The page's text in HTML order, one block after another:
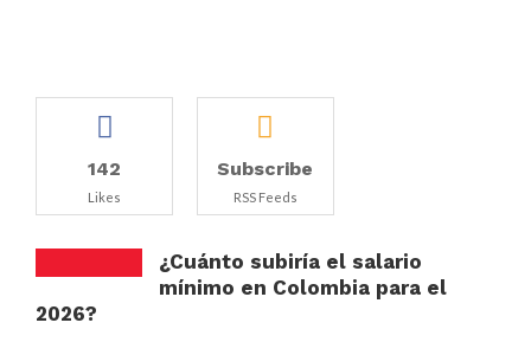
142
Likes
Subscribe
RSS Feeds
¿Cuánto subiría el salario
mínimo en Colombia para el
2026?